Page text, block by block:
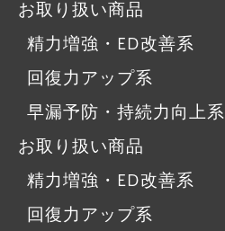
お取り扱い商品
精力増強・ED改善系
回復力アップ系
早漏予防・持続力向上系
お取り扱い商品
精力増強・ED改善系
回復力アップ系